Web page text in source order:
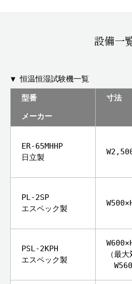
設備一
▼ 恒温恒湿試験機一覧
型番 寸法
メーカー
ER-65MHHP
日立製
PL-2SP
エスペック製
PSL-2KPH
エスペック製
（最